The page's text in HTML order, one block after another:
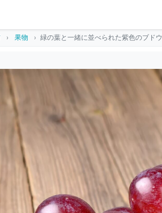
果物 緑の葉と一緒に並べられた紫色のブドウ